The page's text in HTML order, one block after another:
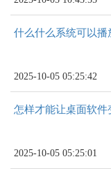
什么什么系统可以播
2025-10-05 05:25:42
怎样才能让桌面软件
2025-10-05 05:25:01